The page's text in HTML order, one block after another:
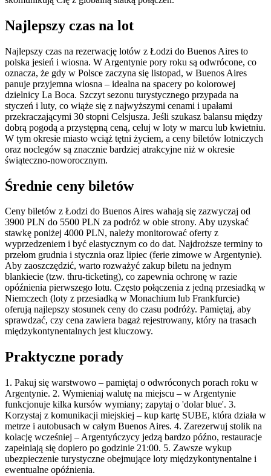
Najlepszy czas na lot
Najlepszy czas na rezerwację lotów z Łodzi do Buenos Aires to
polska jesień i wiosna. W Argentynie pory roku są odwrócone, co
oznacza, że gdy w Polsce zaczyna się listopad, w Buenos Aires
panuje przyjemna wiosna – idealna na spacery po kolorowej
dzielnicy La Boca. Szczyt sezonu turystycznego przypada na
styczeń i luty, co wiąże się z najwyższymi cenami i upałami
przekraczającymi 30 stopni Celsjusza. Jeśli szukasz balansu między
dobrą pogodą a przystępną ceną, celuj w loty w marcu lub kwietniu.
W tym okresie miasto wciąż tętni życiem, a ceny biletów lotniczych
oraz noclegów są znacznie bardziej atrakcyjne niż w okresie
świąteczno-noworocznym.
Średnie ceny biletów
Ceny biletów z Łodzi do Buenos Aires wahają się zazwyczaj od
3900 PLN do 5500 PLN za podróż w obie strony. Aby uzyskać
stawkę poniżej 4000 PLN, należy monitorować oferty z
wyprzedzeniem i być elastycznym co do dat. Najdroższe terminy to
przełom grudnia i stycznia oraz lipiec (ferie zimowe w Argentynie).
Aby zaoszczędzić, warto rozważyć zakup biletu na jednym
blankiecie (tzw. thru-ticketing), co zapewnia ochronę w razie
opóźnienia pierwszego lotu. Często połączenia z jedną przesiadką w
Niemczech (loty z przesiadką w Monachium lub Frankfurcie)
oferują najlepszy stosunek ceny do czasu podróży. Pamiętaj, aby
sprawdzać, czy cena zawiera bagaż rejestrowany, który na trasach
międzykontynentalnych jest kluczowy.
Praktyczne porady
1. Pakuj się warstwowo – pamiętaj o odwróconych porach roku w
Argentynie. 2. Wymieniaj walutę na miejscu – w Argentynie
funkcjonuje kilka kursów wymiany; zapytaj o 'dolar blue'. 3.
Korzystaj z komunikacji miejskiej – kup kartę SUBE, która działa w
metrze i autobusach w całym Buenos Aires. 4. Zarezerwuj stolik na
kolację wcześniej – Argentyńczycy jedzą bardzo późno, restauracje
zapełniają się dopiero po godzinie 21:00. 5. Zawsze wykup
ubezpieczenie turystyczne obejmujące loty międzykontynentalne i
ewentualne opóźnienia.